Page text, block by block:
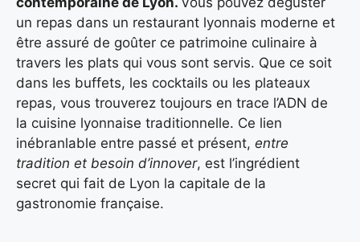
un repas dans un restaurant lyonnais moderne et
être assuré de goûter ce patrimoine culinaire à
travers les plats qui vous sont servis. Que ce soit
dans les buffets, les cocktails ou les plateaux
repas, vous trouverez toujours en trace l’ADN de
la cuisine lyonnaise traditionnelle. Ce lien
inébranlable entre passé et présent, entre
tradition et besoin d’innover, est l’ingrédient
secret qui fait de Lyon la capitale de la
gastronomie française.